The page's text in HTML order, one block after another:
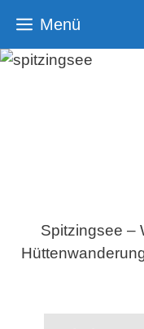
Inhalt
springen
Menü
Spitzingsee –